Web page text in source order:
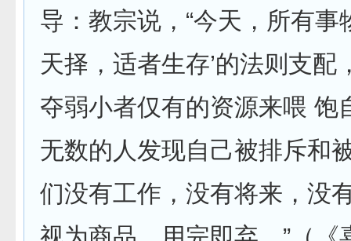
导：教宗说，“今天，所有事
天择，适者生存’的法则支配
夺弱小者仅有的资源来喂 饱
无数的人发现自己被排斥和
们没有工作，没有将来，没